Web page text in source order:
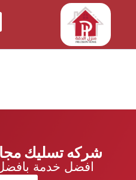
شركه تسليك
افضل خدمة